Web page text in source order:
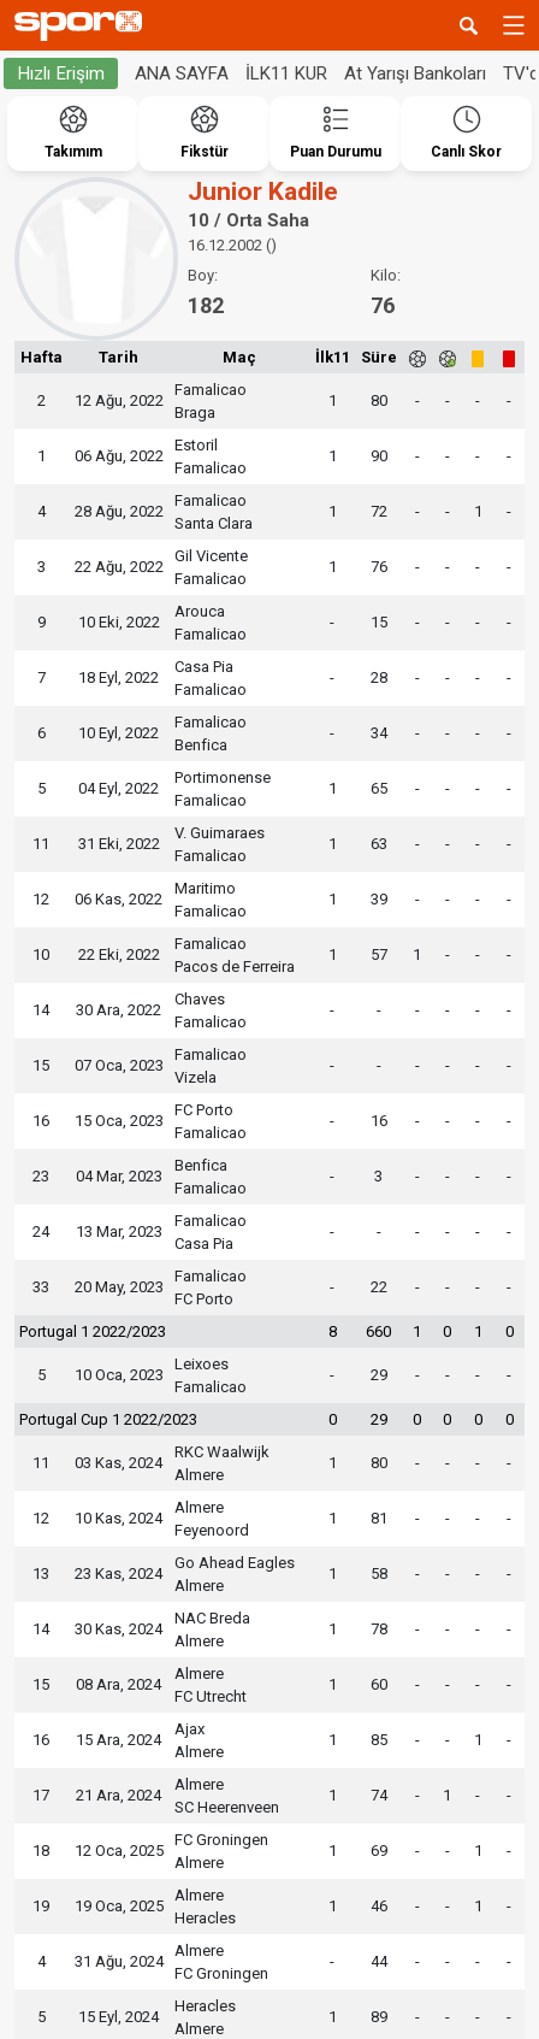
Hızlı Erişim ANA SAYFA İLK11 KUR At Yarışı Bankoları
Takımım Fikstür Puan Durumu Canlı Skor
Junior Kadile
10 / Orta Saha
16.12.2002 ()
Boy:
182
Kilo:
76
Hafta Tarih Maç İlk11 Süre
2 12 Ağu, 2022
Famalicao
Braga
1 80 - - - -
1 06 Ağu, 2022
Estoril
Famalicao
1 90 - - - -
4 28 Ağu, 2022
Famalicao
Santa Clara
1 72 - - 1 -
3 22 Ağu, 2022
Gil Vicente
Famalicao
1 76 - - - -
9 10 Eki, 2022
Arouca
Famalicao
- 15 - - - -
7 18 Eyl, 2022
Casa Pia
Famalicao
- 28 - - - -
6 10 Eyl, 2022
Famalicao
Benfica
- 34 - - - -
5 04 Eyl, 2022
Portimonense
Famalicao
1 65 - - - -
11 31 Eki, 2022
V. Guimaraes
Famalicao
1 63 - - - -
12 06 Kas, 2022
Maritimo
Famalicao
1 39 - - - -
10 22 Eki, 2022
Famalicao
Pacos de Ferreira
1 57 1 - - -
14 30 Ara, 2022
Chaves
Famalicao
- - - - - -
15 07 Oca, 2023
Famalicao
Vizela
- - - - - -
16 15 Oca, 2023
FC Porto
Famalicao
- 16 - - - -
23 04 Mar, 2023
Benfica
Famalicao
- 3 - - - -
24 13 Mar, 2023
Famalicao
Casa Pia
- - - - - -
33 20 May, 2023
Famalicao
FC Porto
- 22 - - - -
Portugal 1 2022/2023 8 660 1 0 1 0
5 10 Oca, 2023
Leixoes
Famalicao
- 29 - - - -
Portugal Cup 1 2022/2023 0 29 0 0 0 0
11 03 Kas, 2024
RKC Waalwijk
Almere
1 80 - - - -
12 10 Kas, 2024
Almere
Feyenoord
1 81 - - - -
13 23 Kas, 2024
Go Ahead Eagles
Almere
1 58 - - - -
14 30 Kas, 2024
NAC Breda
Almere
1 78 - - - -
15 08 Ara, 2024
Almere
FC Utrecht
1 60 - - - -
16 15 Ara, 2024
Ajax
Almere
1 85 - - 1 -
17 21 Ara, 2024
Almere
SC Heerenveen
1 74 - 1 - -
18 12 Oca, 2025
FC Groningen
Almere
1 69 - - 1 -
19 19 Oca, 2025
Almere
Heracles
1 46 - - 1 -
4 31 Ağu, 2024
Almere
FC Groningen
- 44 - - - -
5 15 Eyl, 2024
Heracles
Almere
1 89 - - - -